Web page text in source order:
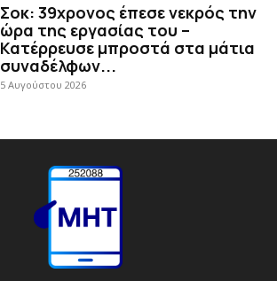
Σοκ: 39χρονος έπεσε νεκρός την
ώρα της εργασίας του –
Κατέρρευσε μπροστά στα μάτια
συναδέλφων...
5 Αυγούστου 2026